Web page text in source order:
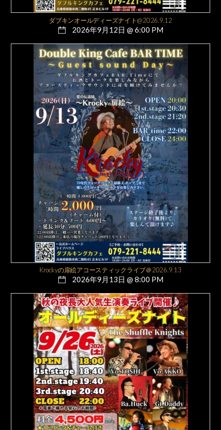
ダブキンオールディーズナイト@2026.9.12
2026年9月12日 @ 6:00 PM
Krockyの扉絵アコースティックライブ＠2026.9.13
2026年9月13日 @ 8:00 PM